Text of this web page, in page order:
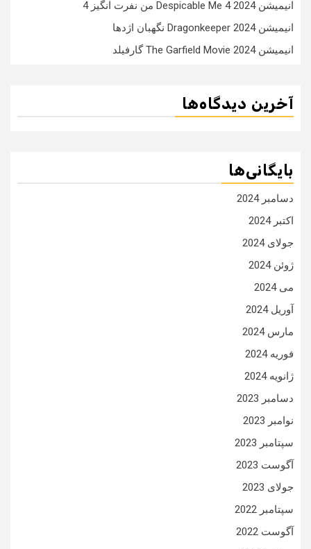
انیمیشن Despicable Me 4 2024 من نفرت انگیز 4
انیمیشن Dragonkeeper 2024 نگهبان اژدها
انیمیشن The Garfield Movie 2024 گارفیلد
آخرین دیدگاه‌ها
بایگانی‌ها
دسامبر 2024
اکتبر 2024
جولای 2024
ژوئن 2024
می 2024
آوریل 2024
مارس 2024
فوریه 2024
ژانویه 2024
دسامبر 2023
نوامبر 2023
سپتامبر 2023
آگوست 2023
جولای 2023
سپتامبر 2022
آگوست 2022